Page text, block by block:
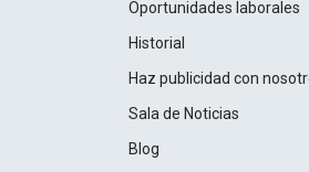
Oportunidades laborales
Historial
Haz publicidad con
Sala de Noticias
Blog